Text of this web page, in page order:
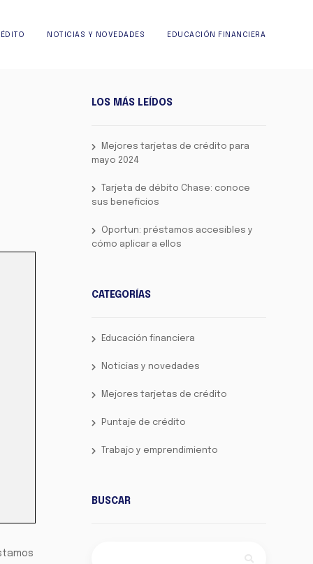
NOTICIAS Y NOVEDADES EDUCACIÓN FINANCIERA
LOS MÁS LEÍDOS
Mejores tarjetas de crédito para
mayo 2024
Tarjeta de débito Chase: conoce
sus beneficios
Oportun: préstamos accesibles y
cómo aplicar a ellos
CATEGORÍAS
Educación financiera
Noticias y novedades
Mejores tarjetas de crédito
Puntaje de crédito
Trabajo y emprendimiento
BUSCAR